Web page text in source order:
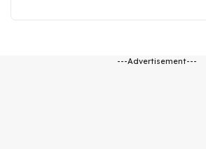
---Advertisement---